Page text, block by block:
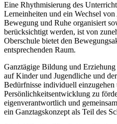
Eine Rhythmisierung des
Lerneinheiten und ein Wechsel
Bewegung und Ruhe organisiert
berücksichtigt werden, ist von
Oberschule bietet den
entsprechenden Raum.
Ganztägige Bildung und
auf Kinder und Jugendliche und
Bedürfnisse individuell einzugehen
Persönlichkeitsentwicklung zu
eigenverantwortlich und
ein Ganztagskonzept als Teil des